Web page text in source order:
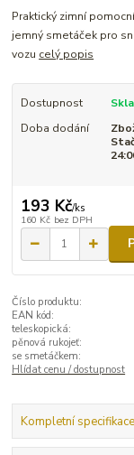
Praktický zimní
jemný smetáček pro
vozu celý popis
Dostupnost
Doba dodání
193 Kč/ks
160 Kč bez DPH
Číslo produktu:
EAN kód:
teleskopická:
pěnová rukojeť:
se smetáčkem:
Hlídat cenu / dostupnost
Kompletní specifikace